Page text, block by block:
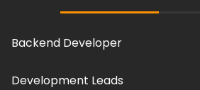
Backend Developer
Development Leads